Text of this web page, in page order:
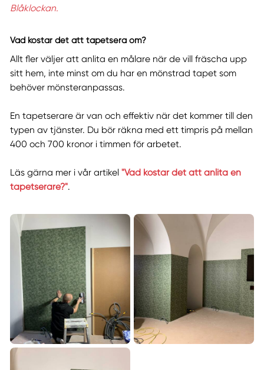
Blåklockan.
Vad kostar det att tapetsera om?
Allt fler väljer att anlita en målare när de vill fräscha upp
sitt hem, inte minst om du har en mönstrad tapet som
behöver mönsteranpassas.
En tapetserare är van och effektiv när det kommer till den
typen av tjänster. Du bör räkna med ett timpris på mellan
400 och 700 kronor i timmen för arbetet.
Läs gärna mer i vår artikel "Vad kostar det att anlita en
tapetserare?".